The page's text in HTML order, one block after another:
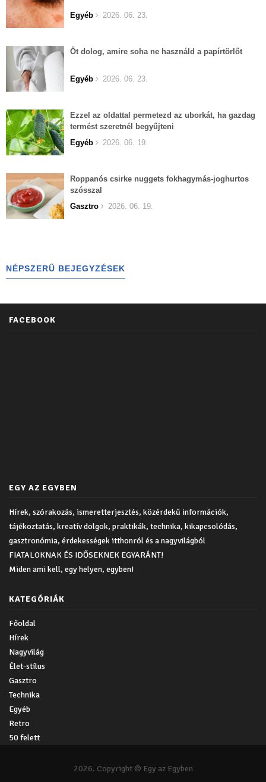
Egyéb 2026. 06. 23.
Öt dolog, amire soha ne használd a papírtörlőt
Egyéb 2026. 06. 23.
Ezzel az oldattal permetezd az uborkát, ha gazdag
termést szeretnél begyűjteni
Egyéb
2026. 06. 19.
Roppanós csirke nuggets fokhagymás-joghurtos
szósszal
Gasztro
2026. 06. 19.
NÉPSZERŰ BEJEGYZÉSEK
FACEBOOK
EGY AZ EGYBEN
Hírek, szórakozás, ismeretterjesztés, közérdekű információk,
tájékoztatás, kreatív dolgok, praktikák, technika, kikapcsolódás,
gasztronómia, érdekességek itthonról és a nagyvilágból
FIATALOKNAK ÉS IDŐSEKNEK EGYARÁNT!
Miden ami kell, egy helyen, egyben!
KATEGÓRIÁK
Főoldal
Hírek
Nagyvilág
Élet-stílus
Gasztro
Technika
Egyéb
Retro
50 felett
2026. Copyright © Egy az Egyben